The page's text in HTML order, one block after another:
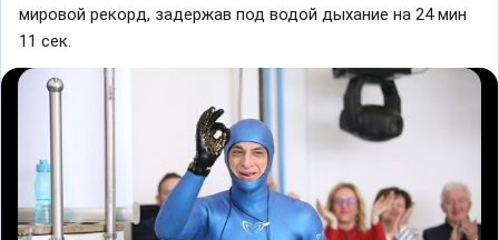
мировой рекорд, задержав под водой дыхание на 24 мин
11 сек.